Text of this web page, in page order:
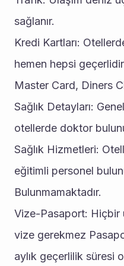
sağlanır.
Kredi Kartları:
hemen hepsi
Master Card, Diners
Sağlık Detayları:
otellerde doktor
Sağlık Hizmetleri:
eğitimli personel
Bulunmamaktadır.
Vize-Pasaport: Hiçbir
vize gerekmez
aylık geçerlilik süresi